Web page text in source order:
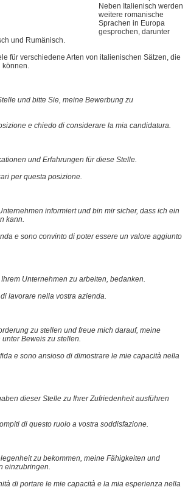
Neben Italienisch werden
weitere romanische
Sprachen in Europa
gesprochen, darunter
und Rumänisch.
für verschiedene Arten von italienischen Sätzen, die
können.
und bitte Sie, meine Bewerbung zu
e chiedo di considerare la mia candidatura.
und Erfahrungen für diese Stelle.
per questa posizione.
informiert und bin mir sicher, dass ich ein
kann.
e sono convinto di poter essere un valore aggiunto
Unternehmen zu arbeiten, bedanken.
lavorare nella vostra azienda.
zu stellen und freue mich darauf, meine
Beweis zu stellen.
e sono ansioso di dimostrare le mie capacità nella
dieser Stelle zu Ihrer Zufriedenheit ausführen
di questo ruolo a vostra soddisfazione.
zu bekommen, meine Fähigkeiten und
einzubringen.
di portare le mie capacità e la mia esperienza nella